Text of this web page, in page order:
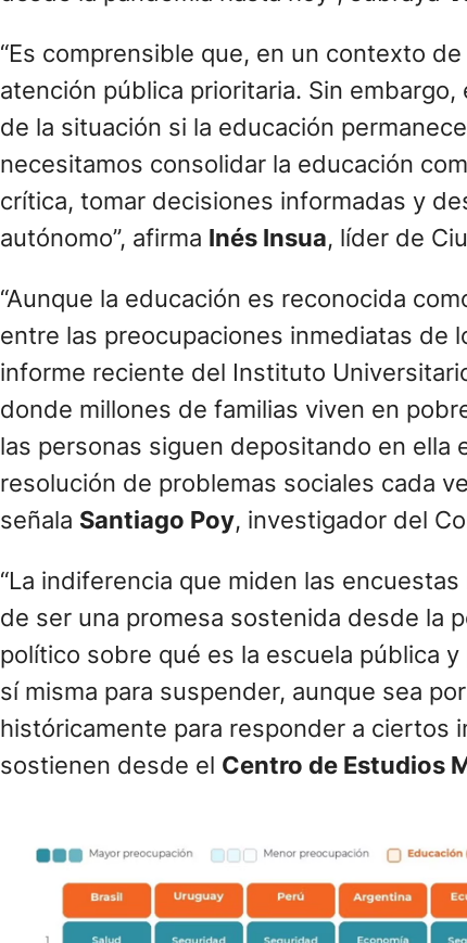
desde la pandemia hasta hoy”, subraya
“Es comprensible que, en un contexto
atención pública prioritaria. Sin
de la situación si la educación
necesitamos consolidar la educación
crítica, tomar decisiones informadas y
, líder de
“Aunque la educación es reconocida
entre las preocupaciones inmediatas de
informe reciente del Instituto
donde millones de familias viven en
las personas siguen depositando en
resolución de problemas sociales cada
Santiago Poy , investigador del
“La indiferencia que miden las
de ser una promesa sostenida desde
político sobre qué es la escuela pública
sí misma para suspender, aunque sea
históricamente para responder a
Centro de Estudios